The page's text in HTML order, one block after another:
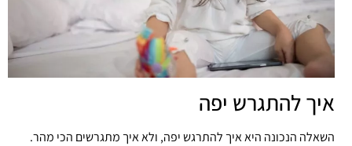
איך להתגרש יפה
השאלה הנכונה היא איך להתרגש יפה, ולא איך מתגרשים הכי מהר.